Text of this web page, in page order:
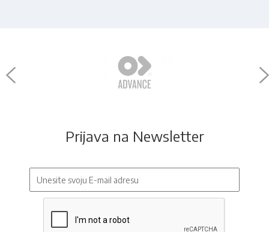
Prijava na Newsletter